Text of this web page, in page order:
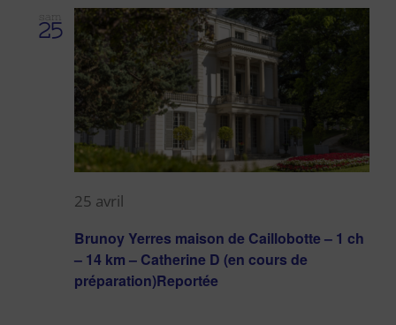
sam
25
Brunoy Yerres maison de Caillobotte – 1 ch
– 14 km – Catherine D (en cours de
préparation)Reportée
25 avril